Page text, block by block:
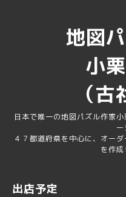
地図
小
（古
日本で唯一の地図パズル作家
ー
４７都道府県を中心に、オー
を作成
出店予定